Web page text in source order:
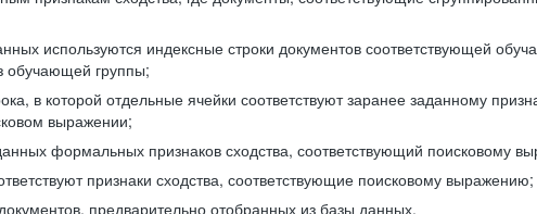
используются индексные строки документов соответствующей
обучающей группы;
в которой отдельные ячейки соответствуют заранее заданному
выражении;
формальных признаков сходства, соответствующий поисковому
признаки сходства, соответствующие поисковому выражению;
предварительно отобранных из базы данных.